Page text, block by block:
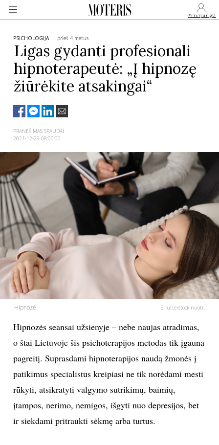
Prisijungti
VEIDAI
MADA
GROŽIS
SVEIKATA
APIE MANE
PSICHOLOGIJA
HOROSKOPAI
ASTROLOGIJA
KULTŪRA
LAISVALAIKIS
PSICHOLOGIJA prieš 4 metus
Ligas gydanti profesionali
hipnoterapeutė: „Į hipnozę
žiūrėkite atsakingai“
PRANEŠIMAS SPAUDAI
2021-12-29 08:00:00
Hipnozė Shutterstock nuotr.
Hipnozės seansai užsienyje – nebe naujas atradimas,
o štai Lietuvoje šis psichoterapijos metodas tik įgauna
pagreitį. Suprasdami hipnoterapijos naudą žmonės į
patikimus specialistus kreipiasi ne tik norėdami mesti
rūkyti, atsikratyti valgymo sutrikimų, baimių,
įtampos, nerimo, nemigos, išgyti nuo depresijos, bet
ir siekdami pritraukti sėkmę arba turtus.